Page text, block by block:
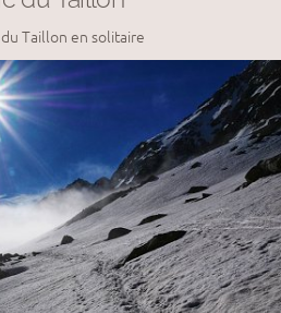
Taillon en solitaire